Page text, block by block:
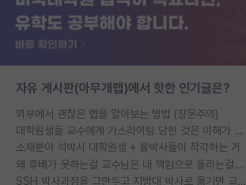
자유 게시판(아무개랩)에서 핫한 인기글은?
외부에서 괜찮은 랩을 알아보는 방법 (장문주의)
대학원생들 교수에게 가스라이팅 당한 것은 이해가 갑니다. 안타깝네요.
소재분야 석박사 대학원생 + 물박사들이 착각하는 거
왜 후배가 못하는걸 교수님은 내 책임으로 돌리는걸까요?
SSH 박사과정을 그만두고 지방대 박사로 옮기면 교수의 꿈은 끝일까요?